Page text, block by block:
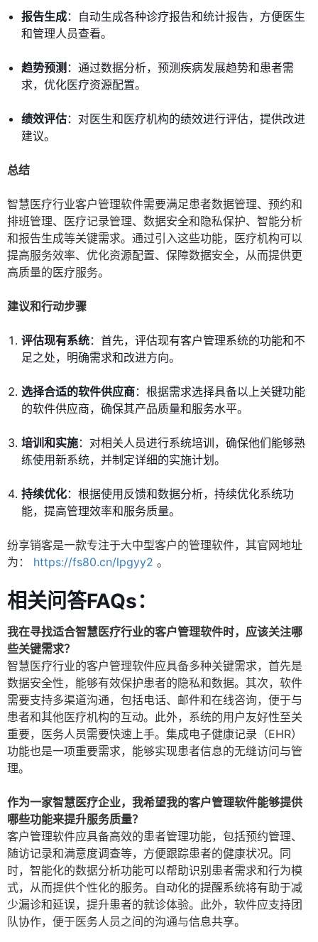
报告生成：自动生成各种诊疗报告和统计报告，方便医生
和管理人员查看。
趋势预测 ：通过数据分析，预测疾病发展趋势和患者需
求，优化医疗资源配置。
绩效评估：对医生和医疗机构的绩效进行评估，提供改进
建议。
总结
智慧医疗行业客户管理软件需要满足患者数据管理、预约和
排班管理、医疗记录管理、数据安全和隐私保护、智能分析
和报告生成等关键需求。通过引入这些功能，医疗机构可以
提高服务效率、优化资源配置、保障数据安全，从而提供更
高质量的医疗服务。
建议和行动步骤
评估现有系统：首先，评估现有客户管理系统的功能和不
足之处，明确需求和改进方向。
选择合适的软件供应商：根据需求选择具备以上关键功能
的软件供应商，确保其产品质量和服务水平。
培训和实施：对相关人员进行系统培训，确保他们能够熟
练使用新系统，并制定详细的实施计划。
持续优化：根据使用反馈和数据分析，持续优化系统功
能，提高管理效率和服务质量。
纷享销客是一款专注于大中型客户的管理软件，其官网地址
为：
https://fs80.cn/lpgyy2 。
相关问答FAQs：
我在寻找适合智慧医疗行业的客户管理软件时，应该关注哪
些关键需求？
智慧医疗行业的客户管理软件应具备多种关键需求，首先是
数据安全性，能够有效保护患者的隐私和数据。其次，软件
需要支持多渠道沟通，包括电话、邮件和在线咨询，便于与
患者和其他医疗机构的互动。此外，系统的用户友好性至关
重要，医务人员需要快速上手。集成电子健康记录（EHR）
功能也是一项重要需求，能够实现患者信息的无缝访问与管
理。
作为一家智慧医疗企业，我希望我的客户管理软件能够提供
哪些功能来提升服务质量？
客户管理软件应具备高效的患者管理功能，包括预约管理、
随访记录和满意度调查等，方便跟踪患者的健康状况。同
时，智能化的数据分析功能可以帮助识别患者需求和行为模
式，从而提供个性化的服务。自动化的提醒系统将有助于减
少漏诊和延误，提升患者的就诊体验。此外，软件应支持团
队协作，便于医务人员之间的沟通与信息共享。